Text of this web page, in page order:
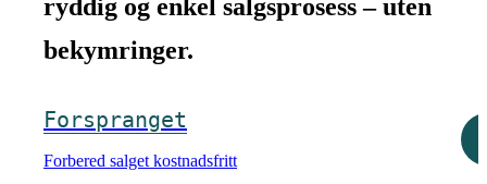
ryddig og enkel salgsprosess – uten
bekymringer.
Forspranget
Forbered salget kostnadsfritt